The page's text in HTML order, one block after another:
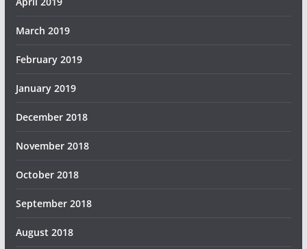
March 2019
February 2019
January 2019
December 2018
November 2018
October 2018
September 2018
August 2018